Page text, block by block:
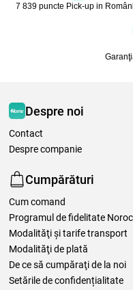
7 839 puncte Pick-up in
Despre noi
Contact
Despre companie
Cumpărături
Cum comand
Programul de fidelitate
Modalităţi şi tarife transport
Modalităţi de plată
De ce să cumpăraţi de la noi
Setările de confidențialitate